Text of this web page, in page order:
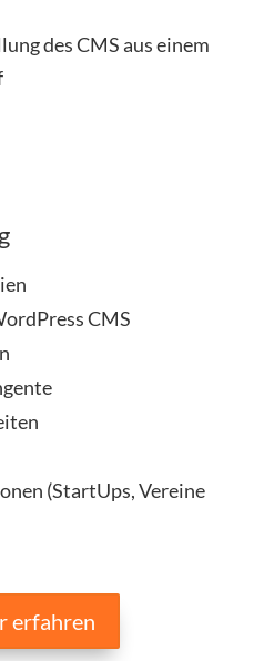
des CMS aus einem
CMS
(StartUps, Vereine
erfahren